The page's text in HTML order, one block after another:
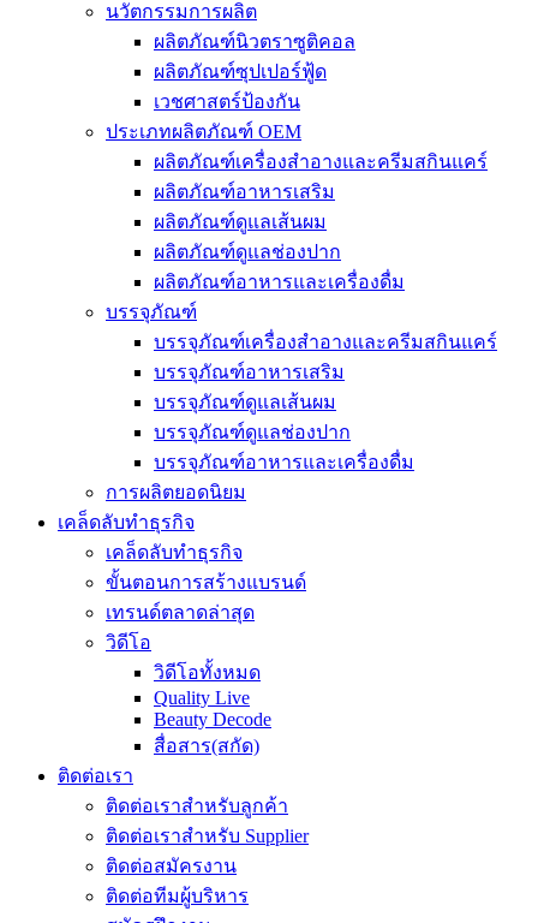
นวัตกรรมการผลิต
ผลิตภัณฑ์นิวตราซูติคอล
ผลิตภัณฑ์ซุปเปอร์ฟู้ด
เวชศาสตร์ป้องกัน
ประเภทผลิตภัณฑ์ OEM
ผลิตภัณฑ์เครื่องสำอางและครีมสกินแคร์
ผลิตภัณฑ์อาหารเสริม
ผลิตภัณฑ์ดูแลเส้นผม
ผลิตภัณฑ์ดูแลช่องปาก
ผลิตภัณฑ์อาหารและเครื่องดื่ม
บรรจุภัณฑ์
บรรจุภัณฑ์เครื่องสำอางและครีมสกินแคร์
บรรจุภัณฑ์อาหารเสริม
บรรจุภัณฑ์ดูแลเส้นผม
บรรจุภัณฑ์ดูแลช่องปาก
บรรจุภัณฑ์อาหารและเครื่องดื่ม
การผลิตยอดนิยม
เคล็ดลับทำธุรกิจ
เคล็ดลับทำธุรกิจ
ขั้นตอนการสร้างแบรนด์
เทรนด์ตลาดล่าสุด
วิดีโอ
วิดีโอทั้งหมด
Quality Live
Beauty Decode
สื่อสาร(สกัด)
ติดต่อเรา
ติดต่อเราสำหรับลูกค้า
ติดต่อเราสำหรับ Supplier
ติดต่อสมัครงาน
ติดต่อทีมผู้บริหาร